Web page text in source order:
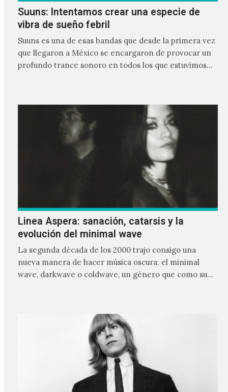
Suuns: Intentamos crear una especie de
vibra de sueño febril
Suuns es una de esas bandas que desde la primera vez
que llegaron a México se encargaron de provocar un
profundo trance sonoro en todos los que estuvimos
Linea Aspera: sanación, catarsis y la
evolución del minimal wave
La segunda década de los 2000 trajo consigo una
nueva manera de hacer música oscura: el minimal
wave, darkwave o coldwave, un género que como su